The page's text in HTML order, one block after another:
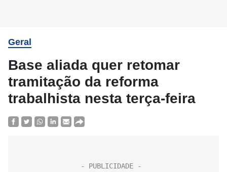
Geral
Base aliada quer retomar
tramitação da reforma
trabalhista nesta terça-feira